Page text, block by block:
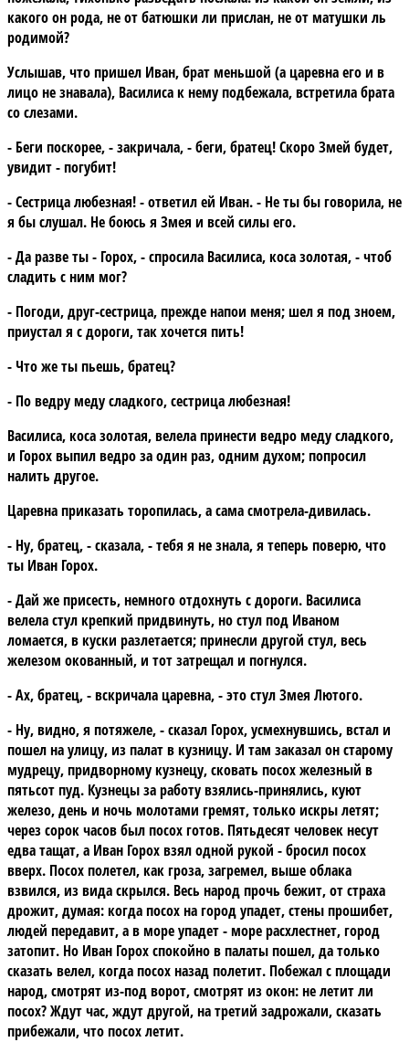
какого он рода, не от батюшки ли прислан, не от матушки ль
родимой?
Услышав, что пришел Иван, брат меньшой (а царевна его и в
лицо не знавала), Василиса к нему подбежала, встретила брата
со слезами.
- Беги поскорее, - закричала, - беги, братец! Скоро Змей будет,
увидит - погубит!
- Сестрица любезная! - ответил ей Иван. - Не ты бы говорила, не
я бы слушал. Не боюсь я Змея и всей силы его.
- Да разве ты - Горох, - спросила Василиса, коса золотая, - чтоб
сладить с ним мог?
- Погоди, друг-сестрица, прежде напои меня; шел я под зноем,
приустал я с дороги, так хочется пить!
- Что же ты пьешь, братец?
- По ведру меду сладкого, сестрица любезная!
Василиса, коса золотая, велела принести ведро меду сладкого,
и Горох выпил ведро за один раз, одним духом; попросил
налить другое.
Царевна приказать торопилась, а сама смотрела-дивилась.
- Ну, братец, - сказала, - тебя я не знала, я теперь поверю, что
ты Иван Горох.
- Дай же присесть, немного отдохнуть с дороги. Василиса
велела стул крепкий придвинуть, но стул под Иваном
ломается, в куски разлетается; принесли другой стул, весь
железом окованный, и тот затрещал и погнулся.
- Ах, братец, - вскричала царевна, - это стул Змея Лютого.
- Ну, видно, я потяжеле, - сказал Горох, усмехнувшись, встал и
пошел на улицу, из палат в кузницу. И там заказал он старому
мудрецу, придворному кузнецу, сковать посох железный в
пятьсот пуд. Кузнецы за работу взялись-принялись, куют
железо, день и ночь молотами гремят, только искры летят;
через сорок часов был посох готов. Пятьдесят человек несут
едва тащат, а Иван Горох взял одной рукой - бросил посох
вверх. Посох полетел, как гроза, загремел, выше облака
взвился, из вида скрылся. Весь народ прочь бежит, от страха
дрожит, думая: когда посох на город упадет, стены прошибет,
людей передавит, а в море упадет - море расхлестнет, город
затопит. Но Иван Горох спокойно в палаты пошел, да только
сказать велел, когда посох назад полетит. Побежал с площади
народ, смотрят из-под ворот, смотрят из окон: не летит ли
посох? Ждут час, ждут другой, на третий задрожали, сказать
прибежали, что посох летит.